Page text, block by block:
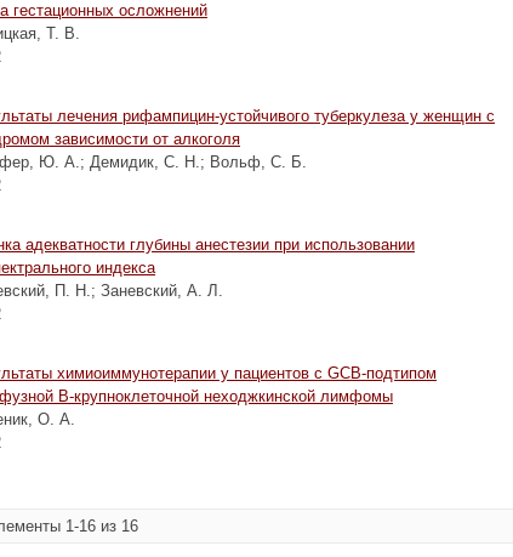
гестационных осложнений
Т. В.
лечения рифампицин-устойчивого туберкулеза у женщин с
зависимости от алкоголя
Ю. А.; Демидик, С. Н.; Вольф, С. Б.
адекватности глубины анестезии при использовании
индекса
П. Н.; Заневский, А. Л.
химиоиммунотерапии у пациентов с GCB-подтипом
В-крупноклеточной неходжкинской лимфомы
О. А.
1-16 из 16